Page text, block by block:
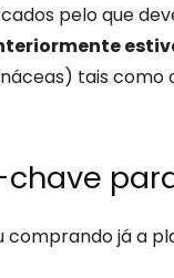
pelo que
tais como
comprando já a